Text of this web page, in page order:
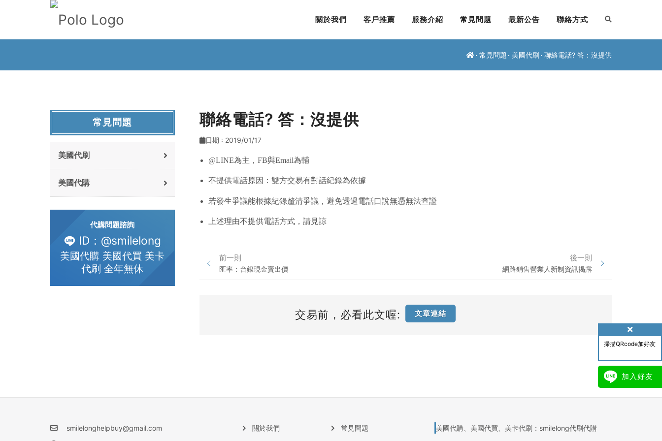
掃描QRcode加好友
加入好友
關於我們 客戶推薦 服務介紹 常見問題 最新公告 聯絡方式
常見問題 美國代刷 聯絡電話? 答：沒提供
聯絡電話? 答：沒提供
日期 : 2019/01/17
@LINE為主，FB與Email為輔
不提供電話原因：雙方交易有對話紀錄為依據
若發生爭議能根據紀錄釐清爭議，避免透過電話口說無憑無法查證
上述理由不提供電話方式，請見諒
前一則
匯率：台銀現金賣出價
後一則
網路銷售營業人新制資訊揭露
交易前，必看此文喔: 文章連結
常見問題
美國代刷
美國代購
代購問題諮詢
ID：@smilelong
美國代購 美國代買 美卡
代刷 全年無休
smilelonghelpbuy@gmail.com
關於我們
常見問題
美國代購、美國代買、美卡代刷：smilelong代刷代購